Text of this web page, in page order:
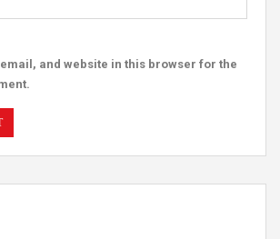
and website in this browser for the